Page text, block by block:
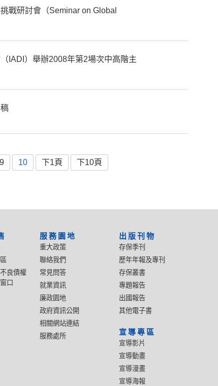
戰研討會（Seminar on Global
IADI）舉辦2008年第2場次中高階主
9 10 下1頁 下10頁
良債權
口
服務園地
重大政策
聯絡我們
常見問答
就業資訊
廉政園地
政府資訊公開
相關網站連結
服務處所
出版刊物
存保季刊
歷年年報及專刊
存保叢書
專題報告
出國報告
其他電子書
宣導專區
宣導影片
宣導動畫
宣導漫畫
宣導海報